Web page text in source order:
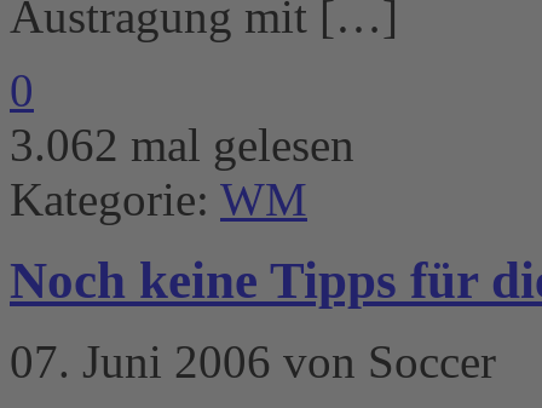
Austragung mit […]
0
3.062 mal gelesen
Kategorie: WM
Noch keine Tipps für
07. Juni 2006 von Soccer